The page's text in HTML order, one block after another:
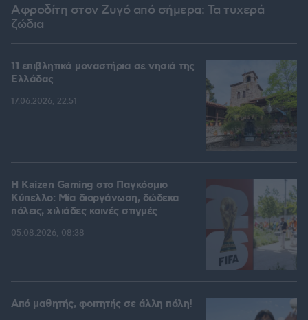
Αφροδίτη στον Ζυγό από σήμερα: Τα τυχερά
ζώδια
11 επιβλητικά μοναστήρια σε νησιά της
Ελλάδας
17.06.2026, 22:51
H Kaizen Gaming στο Παγκόσμιο
Kύπελλο: Μία διοργάνωση, δώδεκα
πόλεις, χιλιάδες κοινές στιγμές
05.08.2026, 08:38
Από μαθητής, φοιτητής σε άλλη πόλη!